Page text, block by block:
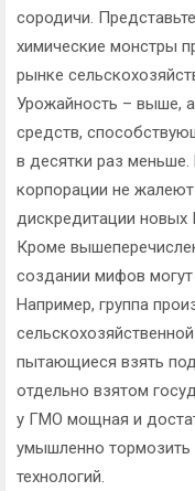
сородичи.
химические монстры
рынке
Урожайность – выше,
средств,
в десятки раз меньше.
корпорации не
дискредитации новых
Кроме
создании мифов могут
Например, группа
пытающиеся взять
отдельно взятом
у ГМО мощная и
умышленно
технологий.